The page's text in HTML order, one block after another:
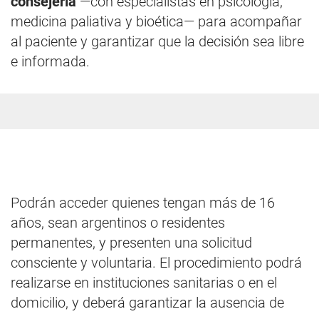
medicina paliativa y bioética— para acompañar
al paciente y garantizar que la decisión sea libre
e informada.
Podrán acceder quienes tengan más de 16
años, sean argentinos o residentes
permanentes, y presenten una solicitud
consciente y voluntaria. El procedimiento podrá
realizarse en instituciones sanitarias o en el
domicilio, y deberá garantizar la ausencia de